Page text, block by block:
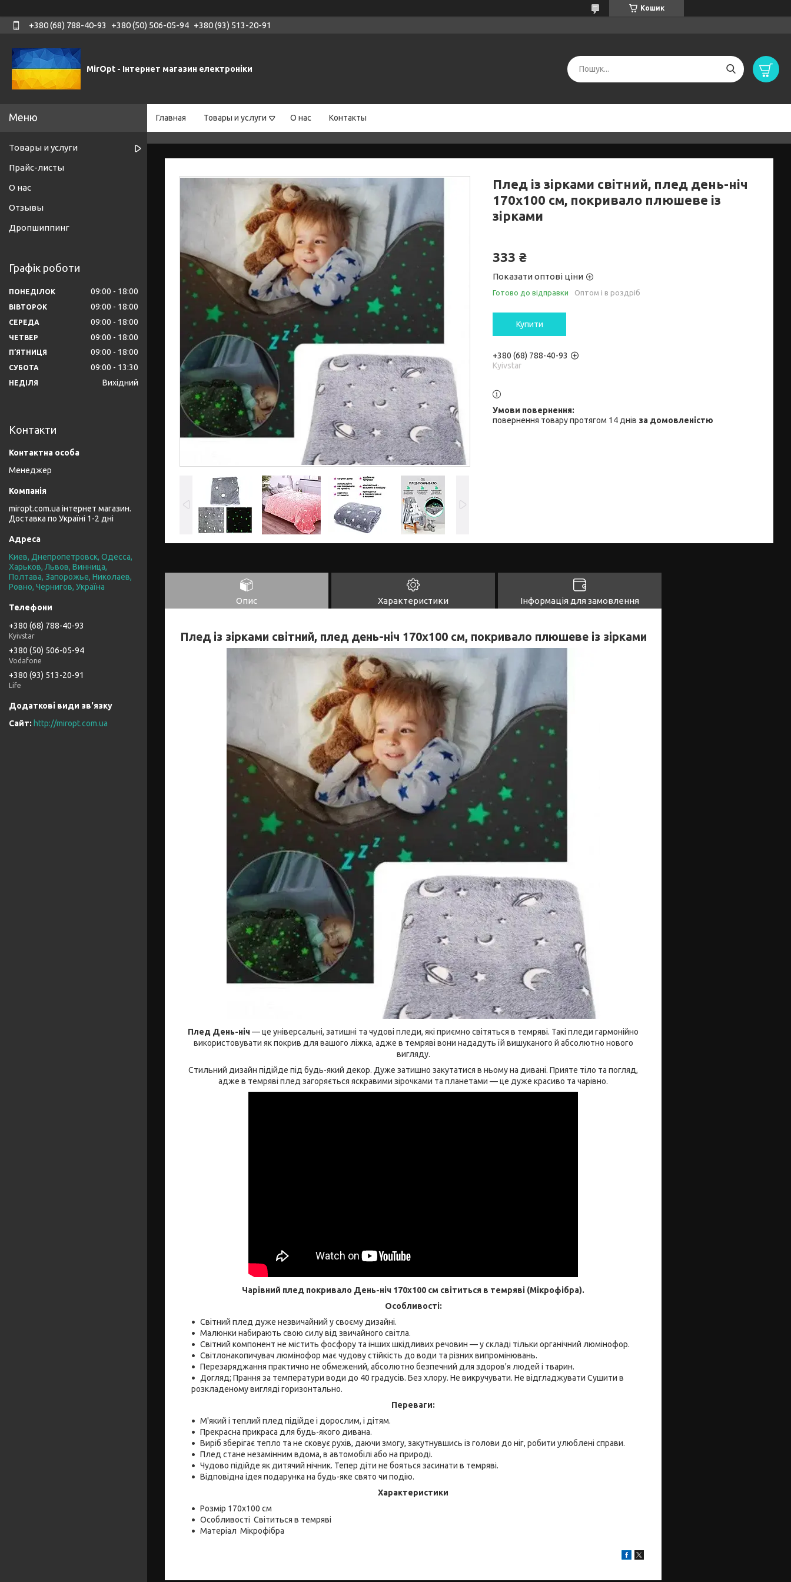
Кошик
+380 (68) 788-40-93 +380 (50) 506-05-94 +380 (93) 513-20-91
MirOpt - Інтернет магазин електроніки
Главная Товары и услуги О нас Контакты
Плед із зірками світний, плед день-ніч
170х100 см, покривало плюшеве із
зірками
333 ₴
Показати оптові ціни
Готово до відправки Оптом і в роздріб
Купити
+380 (68) 788-40-93
Kyivstar
повернення товару протягом 14 днів за домовленістю
Опис Характеристики Інформація для замовлення
Плед із зірками світний, плед день-ніч 170х100 см, покривало плюшеве із зірками
Плед День-ніч— це універсальні, затишні та чудові пледи, які приємно світяться в темряві. Такі пледи гармонійно
використовувати як покрив для вашого ліжка, адже в темряві вони нададуть їй вишуканого й абсолютно нового
вигляду.
Стильний дизайн підійде під будь-який декор. Дуже затишно закутатися в ньому на дивані. Прияте тіло та погляд,
адже в темряві плед загоряється яскравими зірочками та планетами — це дуже красиво та чарівно.
Чарівний плед покривало День-ніч 170х100 см світиться в темряві (Мікрофібра).
Особливості:
Світний плед дуже незвичайний у своєму дизайні.
Малюнки набирають свою силу від звичайного світла.
Світний компонент не містить фосфору та інших шкідливих речовин — у складі тільки органічний люмінофор.
Світлонакопичувач люмінофор має чудову стійкість до води та різних випромінювань.
Перезаряджання практично не обмежений, абсолютно безпечний для здоров'я людей і тварин.
Догляд; Прання за температури води до 40 градусів. Без хлору. Не викручувати. Не відгладжувати Сушити в
розкладеному вигляді горизонтально.
Переваги:
М'який і теплий плед підійде і дорослим, і дітям.
Прекрасна прикраса для будь-якого дивана.
Виріб зберігає тепло та не сковує рухів, даючи змогу, закутнувшись із голови до ніг, робити улюблені справи.
Плед стане незамінним вдома, в автомобілі або на природі.
Чудово підійде як дитячий нічник. Тепер діти не бояться засинати в темряві.
Відповідна ідея подарунка на будь-яке свято чи подію.
Характеристики
Розмір 170х100 см
Особливості Світиться в темряві
Матеріал Мікрофібра
Товары и услуги
Прайс-листы
О нас
Отзывы
Дропшиппинг
Графік роботи
ПОНЕДІЛОК 09:00 18:00
ВІВТОРОК 09:00 18:00
СЕРЕДА 09:00 18:00
ЧЕТВЕР 09:00 18:00
ПʼЯТНИЦЯ 09:00 18:00
СУБОТА 09:00 13:30
НЕДІЛЯ Вихідний
Контакти
Менеджер
miropt.com.ua інтернет магазин.
Доставка по Україні 1-2 дні
Киев, Днепропетровск, Одесса,
Харьков, Львов, Винница,
Полтава, Запорожье, Николаев,
Ровно, Чернигов, Україна
+380 (68) 788-40-93
Kyivstar
+380 (50) 506-05-94
Vodafone
+380 (93) 513-20-91
Life
http://miropt.com.ua